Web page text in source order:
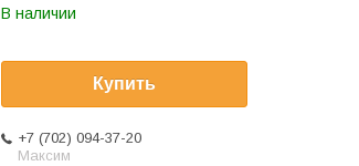
В наличии
Купить
+7 (702) 094-37-20
Максим